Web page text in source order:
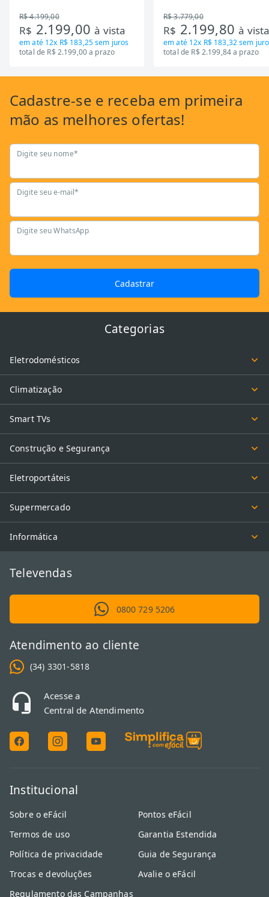
R$ 4.199,00
R$ 2.199,00à vista
em até 12x R$ 183,25sem juros
total de R$ 2.199,00 a prazo
R$ 3.779,00
R$ 2.199,80à
em até 12x R$ 183,32sem
total de R$ 2.199,84 a prazo
Cadastre-se e receba em primeira
mão as melhores ofertas!
Digite seu nome*
Digite seu e-mail*
Digite seu WhatsApp
Cadastrar
Categorias
Eletrodomésticos
Climatização
Smart TVs
Construção e Segurança
Eletroportáteis
Supermercado
Informática
Televendas
0800 729 5206
Atendimento ao cliente
(34) 3301-5818
Acesse a
Central de Atendimento
Institucional
Sobre o eFácil
Termos de uso
Política de privacidade
Trocas e devoluções
Regulamento das Campanhas
Pontos eFácil
Garantia Estendida
Guia de Segurança
Avalie o eFácil